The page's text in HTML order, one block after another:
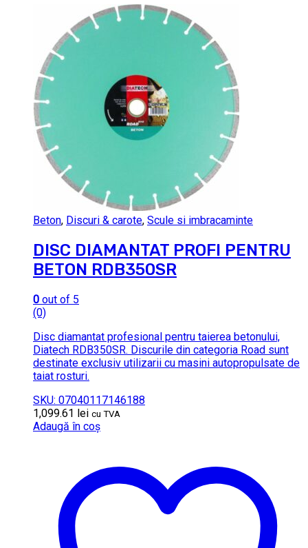
Beton, Discuri & carote, Scule si imbracaminte
DISC DIAMANTAT PROFI PENTRU
BETON RDB350SR
0 out of 5
(0)
Disc diamantat profesional pentru taierea betonului,
Diatech RDB350SR. Discurile din categoria Road sunt
destinate exclusiv utilizarii cu masini autopropulsate de
taiat rosturi.
SKU: 07040117146188
1,099.61 lei cu TVA
Adaugă în coș